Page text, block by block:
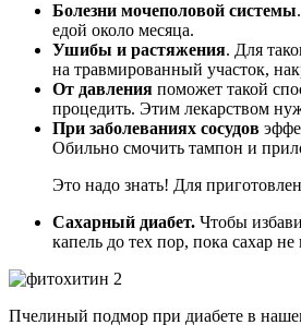
Болезни мочеполовой системы
едой около месяца.
Ушибы и растяжения. Для
на травмированный участок,
От давления поможет такой
процедить. Этим лекарством
При заболеваниях сосудов
Обильно смочить тампон и
Это надо знать! Для
Сахарный диабет. Чтобы
капель до тех пор, пока сахар
Пчелиный подмор при диабете в